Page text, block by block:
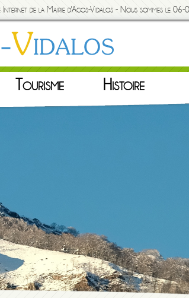
Internet de la Mairie d'Agos-Vidalos - Nous sommes le
Tourisme Histoire